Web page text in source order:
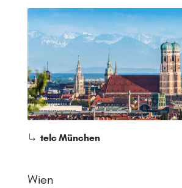
telc München
Wien